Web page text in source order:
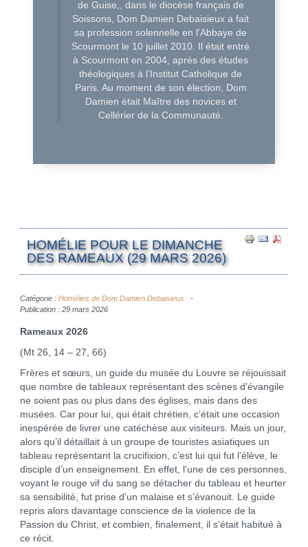
de Guise,, dans le diocèse français de
Soissons, Dom Damien Debaisieux a fait
sa profession solennelle en l’Abbaye de
Scourmont le 10 juillet 2010. Il était entré
à Scourmont en 2004, après des études
théologiques à l’Institut Catholique de
Paris. Au moment de son élection, Dom
Damien était Maître des novices et
Cellérier de la Communauté.
HOMÉLIE POUR LE DIMANCHE
DES RAMEAUX (29 MARS 2026)
Catégorie : Homélies de Dom Damien Debaisieux
Publication : 29 mars 2026
Rameaux 2026
(Mt 26, 14 – 27, 66)
Frères et sœurs, un guide du musée du Louvre se réjouissait
que nombre de tableaux représentant des scènes d’évangile
ne soient pas ou plus dans des églises, mais dans des
musées. Car pour lui, qui était chrétien, c’était une occasion
inespérée de livrer une catéchèse aux visiteurs. Mais un jour,
alors qu’il détaillait à un groupe de touristes asiatiques un
tableau représentant la crucifixion, c’est lui qui fut l’élève, le
disciple d’un enseignement. En effet, l’une de ces personnes,
voyant le rouge vif du sang se détacher du tableau et heurter
sa sensibilité, fut prise d’un malaise et s’évanouit. Le guide
repris alors davantage conscience de la violence de la
Passion du Christ, et combien, finalement, il s’était habitué à
ce récit.